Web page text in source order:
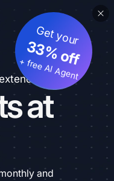
at
Get your
33% off
+ free AI Agent
and